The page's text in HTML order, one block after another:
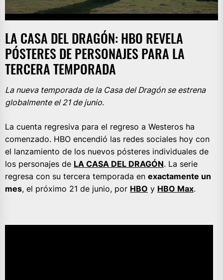
LA CASA DEL DRAGÓN: HBO REVELA
PÓSTERES DE PERSONAJES PARA LA
TERCERA TEMPORADA
La nueva temporada de la Casa del Dragón se estrena
globalmente el 21 de junio.
La cuenta regresiva para el regreso a Westeros ha
comenzado. HBO encendió las redes sociales hoy con
el lanzamiento de los nuevos pósteres individuales de
los personajes de LA CASA DEL DRAGÓN. La serie
regresa con su tercera temporada en exactamente un
mes, el próximo 21 de junio, por HBO y HBO Max.